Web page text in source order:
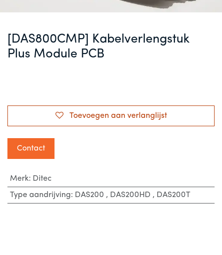
[DAS800CMP] Kabelverlengstuk
Plus Module PCB
Toevoegen aan verlanglijst
Contact
Merk: Ditec
Type aandrijving: DAS200 , DAS200HD , DAS200T